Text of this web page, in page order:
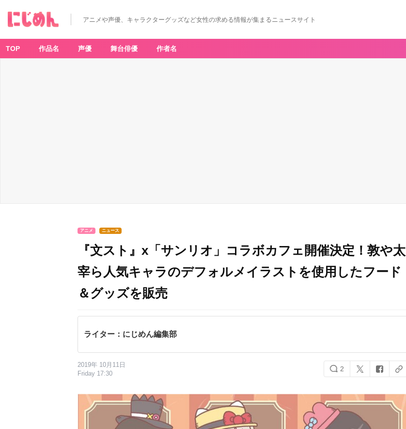
アニメや声優、キャラクターグッズなど女性の求める情報が集まるニュースサイト
TOP 作品名 声優 舞台俳優 作者名
アニメ ニュース
『文スト』x「サンリオ」コラボカフェ開催決定！敦や太
宰ら人気キャラのデフォルメイラストを使用したフード
＆グッズを販売
ライター：にじめん編集部
2019年 10月11日
Friday 17:30
2